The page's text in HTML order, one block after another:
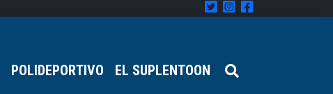
POLIDEPORTIVO EL SUPLENTOON